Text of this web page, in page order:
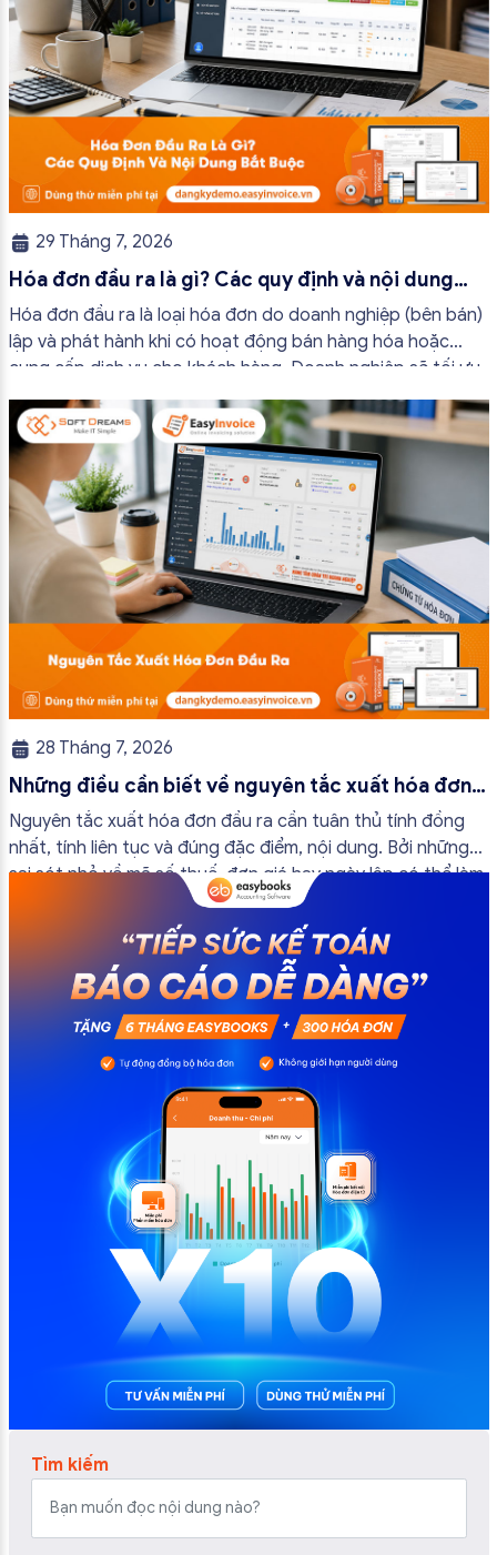
29 Tháng 7, 2026
Hóa đơn đầu ra là gì? Các quy định và nội dung
bắt buộc mới nhất
Hóa đơn đầu ra là loại hóa đơn do doanh nghiệp (bên bán)
lập và phát hành khi có hoạt động bán hàng hóa hoặc
cung cấp dịch vụ cho khách hàng. Doanh nghiệp sẽ tối ưu
quy trình vận hành và tránh được những án phạt hành
chính không đáng có nếu nắm rõ […]
28 Tháng 7, 2026
Những điều cần biết về nguyên tắc xuất hóa đơn
đầu ra
Nguyên tắc xuất hóa đơn đầu ra cần tuân thủ tính đồng
nhất, tính liên tục và đúng đặc điểm, nội dung. Bởi những
sai sót nhỏ về mã số thuế, đơn giá hay ngày lập có thể làm
ảnh hưởng đến quá trình quyết toán thuế của bạn. Kế
toán có thể tham khảo […]
Tìm kiếm